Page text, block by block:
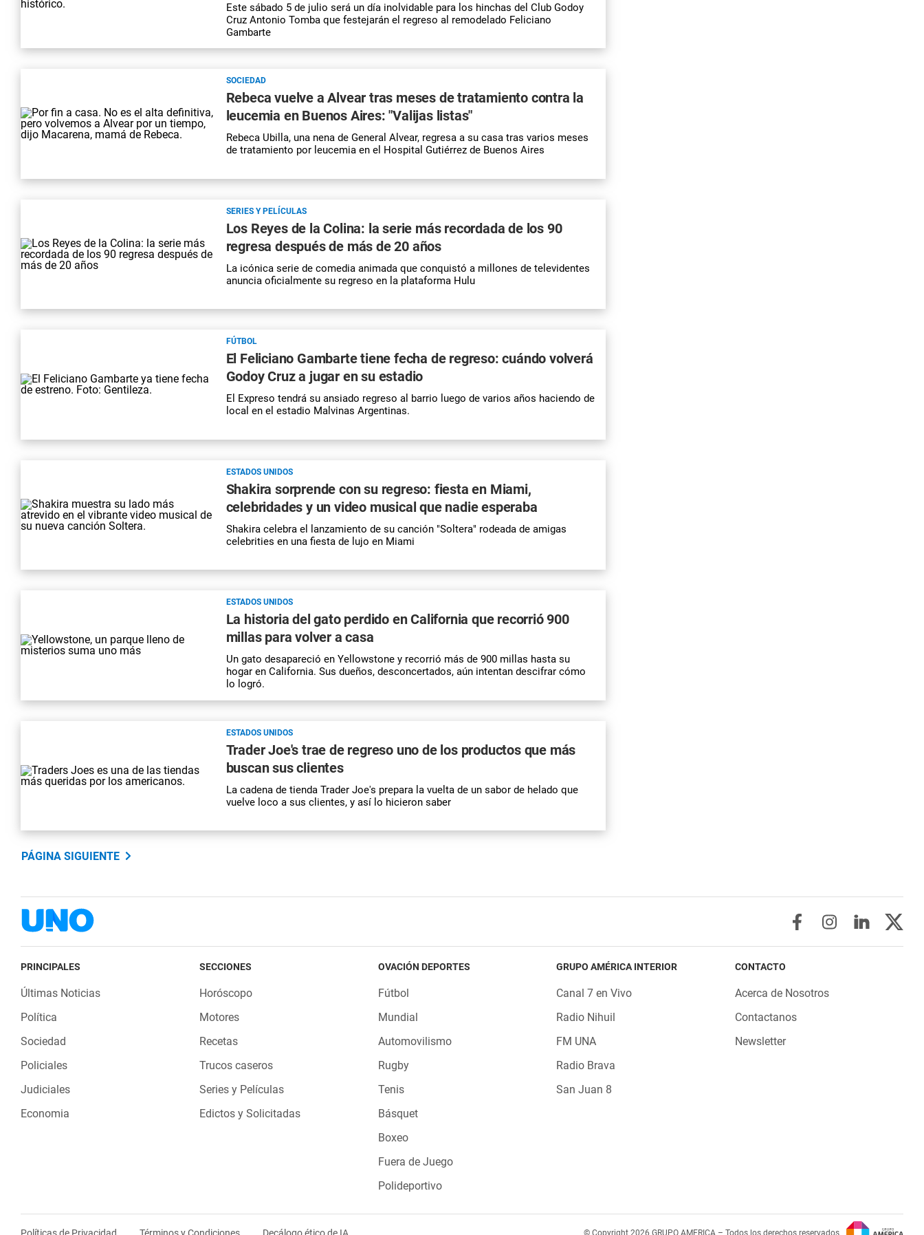
Este sábado 5 de julio será un día inolvidable para los hinchas del Club Godoy
Cruz Antonio Tomba que festejarán el regreso al remodelado Feliciano
Gambarte
SOCIEDAD
Rebeca vuelve a Alvear tras meses de tratamiento contra la
leucemia en Buenos Aires: "Valijas listas"
Rebeca Ubilla, una nena de General Alvear, regresa a su casa tras varios meses
de tratamiento por leucemia en el Hospital Gutiérrez de Buenos Aires
SERIES Y PELÍCULAS
Los Reyes de la Colina: la serie más recordada de los 90
regresa después de más de 20 años
La icónica serie de comedia animada que conquistó a millones de televidentes
anuncia oficialmente su regreso en la plataforma Hulu
FÚTBOL
El Feliciano Gambarte tiene fecha de regreso: cuándo volverá
Godoy Cruz a jugar en su estadio
El Expreso tendrá su ansiado regreso al barrio luego de varios años haciendo de
local en el estadio Malvinas Argentinas.
ESTADOS UNIDOS
Shakira sorprende con su regreso: fiesta en Miami,
celebridades y un video musical que nadie esperaba
Shakira celebra el lanzamiento de su canción "Soltera" rodeada de amigas
celebrities en una fiesta de lujo en Miami
ESTADOS UNIDOS
La historia del gato perdido en California que recorrió 900
millas para volver a casa
Un gato desapareció en Yellowstone y recorrió más de 900 millas hasta su
hogar en California. Sus dueños, desconcertados, aún intentan descifrar cómo
lo logró.
ESTADOS UNIDOS
Trader Joe's trae de regreso uno de los productos que más
buscan sus clientes
La cadena de tienda Trader Joe's prepara la vuelta de un sabor de helado que
vuelve loco a sus clientes, y así lo hicieron saber
PÁGINA SIGUIENTE
PRINCIPALES
Últimas Noticias
Política
Sociedad
Policiales
Judiciales
Economia
SECCIONES
Horóscopo
Motores
Recetas
Trucos caseros
Series y Películas
Edictos y Solicitadas
OVACIÓN DEPORTES
Fútbol
Mundial
Automovilismo
Rugby
Tenis
Básquet
Boxeo
Fuera de Juego
Polideportivo
GRUPO AMÉRICA INTERIOR
Canal 7 en Vivo
Radio Nihuil
FM UNA
Radio Brava
San Juan 8
CONTACTO
Acerca de Nosotros
Contactanos
Newsletter
© Copyright 2026 GRUPO AMERICA – Todos los derechos reservados